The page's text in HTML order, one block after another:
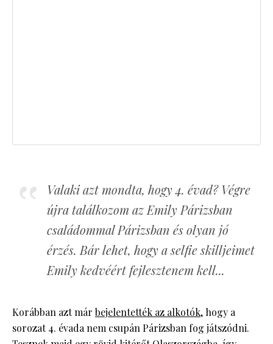
Valaki azt mondta, hogy 4. évad? Végre
újra találkozom az Emily Párizsban
családommal Párizsban és olyan jó
érzés. Bár lehet, hogy a selfie skilljeimet
Emily kedvéért fejlesztenem kell...
Korábban azt már bejelentették az alkotók, hogy a
sorozat 4. évada nem csupán Párizsban fog játszódni.